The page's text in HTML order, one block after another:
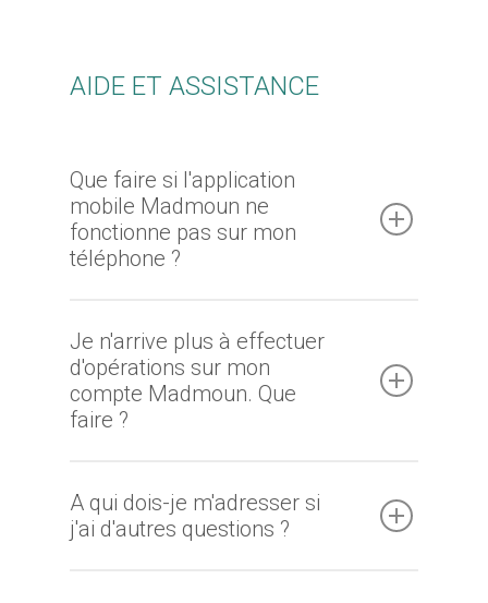
AIDE ET ASSISTANCE
Que faire si l'application
mobile Madmoun ne
fonctionne pas sur mon
téléphone ?
Je n'arrive plus à effectuer
d'opérations sur mon
compte Madmoun. Que
faire ?
A qui dois-je m'adresser si
j'ai d'autres questions ?